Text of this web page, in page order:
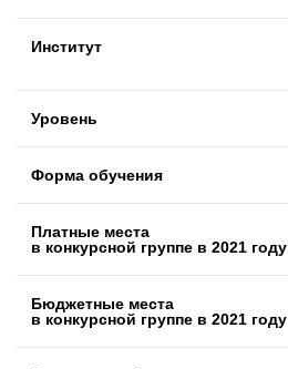
Институт
Уровень
Форма обучения
Платные места
в конкурсной группе в 2021 году
Бюджетные места
в конкурсной группе в 2021 году